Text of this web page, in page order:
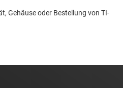
Gehäuse oder Bestellung von TI-